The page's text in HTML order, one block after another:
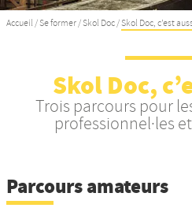
Se
Nos
Accueil /Se former /Skol Doc /Skol Doc, c’est
Skol Doc,
Trois parcours pour
professionnel·les
Parcours amateurs